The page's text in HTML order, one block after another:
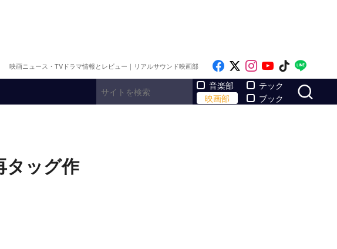
映画ニュース・TVドラマ情報とレビュー｜リアルサウンド映画部 Like on Facebook
Follow on x
Follow on
Follow on
Follow
音楽部
映画部
テック
ブック
ッグ作